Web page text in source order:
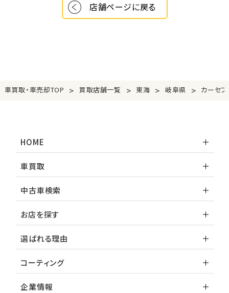
店舗ページに戻る
車買取・車売却TOP > 買取店舗一覧 > 東海 > 岐阜県 > カーセ
HOME
車買取
中古車検索
お店を探す
選ばれる理由
コーティング
企業情報